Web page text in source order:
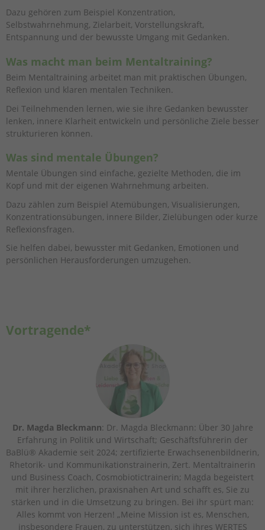
Dazu gehören zum Beispiel Konzentration,
Selbstwahrnehmung, Zielarbeit, Vorstellungskraft,
Entspannung und der bewusste Umgang mit Gedanken.
Was macht man beim Mentaltraining?
Beim Mentaltraining arbeitet man mit praktischen Übungen,
Reflexion und klaren mentalen Techniken.
Dei Teilnehmenden lernen, wie sie ihre Gedanken bewusster
lenken, innere Klarheit entwickeln und persönliche Ziele besser
strukturieren können.
Was sind mentale Übungen?
Mentale Übungen sind einfache, gezielte Methoden, die im
Kopf und mit der eigenen Wahrnehmung arbeiten.
Dazu zählen zum Beispiel Atemübungen, Visualisierungen,
Konzentrationsübungen, innere Bilder, Zielübungen oder kurze
Reflexionsfragen.
Sie helfen dabei, bewusster mit Gedanken, Emotionen und
persönlichen Herausforderungen umzugehen.
Vortragende*
Dr. Magda Bleckmann: Dr. Magda Bleckmann: Über 30 Jahre
Erfahrung in Politik und Wirtschaft; Geschäftsführerin der
BaBlü® Akademie seit 2024; zertifizierte Erwachsenenbildnerin,
Rhetorik- und Kommunikationstrainerin, Zert. Mentaltrainerin
und Business Coach, Cosmobiotictrainerin; Magda begeistert
mit ihrer herzlichen, praxisnahen Art und schafft es, Sie zu
stärken und in die Umsetzung zu bringen. Bei ihr spürt man:
Alles kommt von Herzen! „Meine Mission ist es, Menschen,
insbesondere Frauen, zu unterstützen, sich ihres WERTES